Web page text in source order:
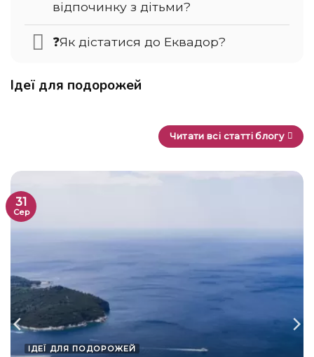
відпочинку з дітьми?
❓Як дістатися до Еквадор?
Ідеї для подорожей
Читати всі статті блогу
ІДЕЇ ​​ДЛЯ ПОДОРОЖЕЙ
31
Сер